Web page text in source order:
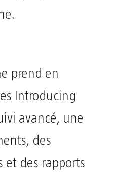
prend en
Introducing
avancé, une
des
et des rapports